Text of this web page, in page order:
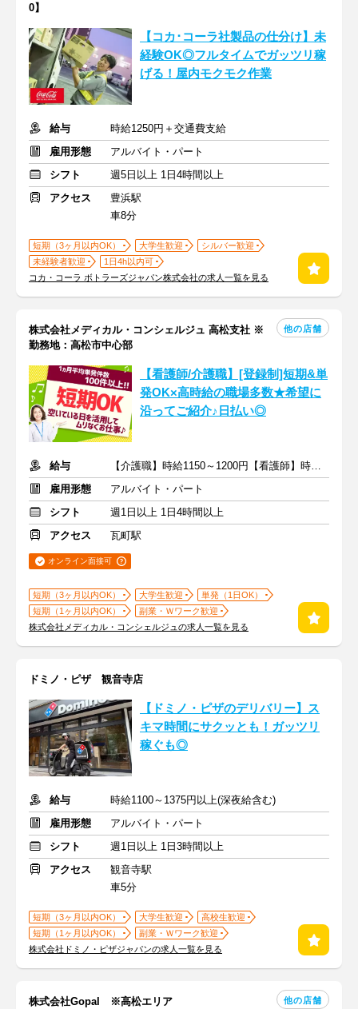
0】
【コカ･コーラ社製品の仕分け】未
経験OK◎フルタイムでガッツリ稼
げる！屋内モクモク作業
給与
時給1250円＋交通費支給
雇用形態
アルバイト・パート
シフト
週5日以上 1日4時間以上
アクセス
豊浜駅
車8分
短期（3ヶ月以内OK） 大学生歓迎
シルバー歓迎
未経験者歓迎
1日4h以内可
コカ・コーラ ボトラーズジャパン株式会社の求人一覧を見る
株式会社メディカル・コンシェルジュ 高松支社 ※
勤務地：高松市中心部
他の店舗
【看護師/介護職】[登録制]短期&単
発OK×高時給の職場多数★希望に
沿ってご紹介♪日払い◎
給与
【介護職】時給1150～1200円【看護師】時給1350～1400円＋交通費
雇用形態
アルバイト・パート
シフト
週1日以上 1日4時間以上
アクセス
瓦町駅
オンライン面接可
短期（3ヶ月以内OK） 大学生歓迎
単発（1日OK）
短期（1ヶ月以内OK）
副業・Ｗワーク歓迎
株式会社メディカル・コンシェルジュの求人一覧を見る
ドミノ・ピザ 観音寺店
【ドミノ・ピザのデリバリー】ス
キマ時間にサクッとも！ガッツリ
稼ぐも◎
給与
時給1100～1375円以上(深夜給含む)
雇用形態
アルバイト・パート
シフト
週1日以上 1日3時間以上
アクセス
観音寺駅
車5分
短期（3ヶ月以内OK） 大学生歓迎
高校生歓迎
短期（1ヶ月以内OK）
副業・Ｗワーク歓迎
株式会社ドミノ・ピザジャパンの求人一覧を見る
株式会社Gopal ※高松エリア 他の店舗